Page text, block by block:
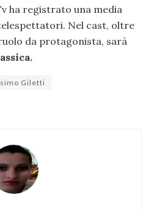
ha registrato una media
Nel cast, oltre
da protagonista, sarà
Giletti